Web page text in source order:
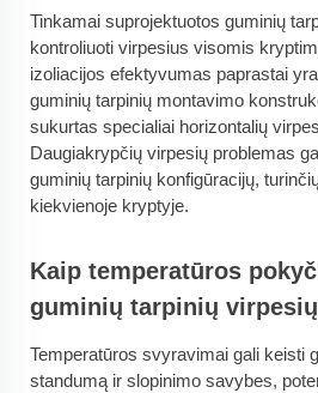
Tinkamai suprojektuotos guminių
kontroliuoti virpesius visomis
izoliacijos efektyvumas paprastai
guminių tarpinių montavimo
sukurtas specialiai horizontalių
Daugiakrypčių virpesių problemas
guminių tarpinių konfigūracijų,
kiekvienoje kryptyje.
Kaip temperatūros
guminių tarpinių
Temperatūros svyravimai gali keisti
standumą ir slopinimo savybes,